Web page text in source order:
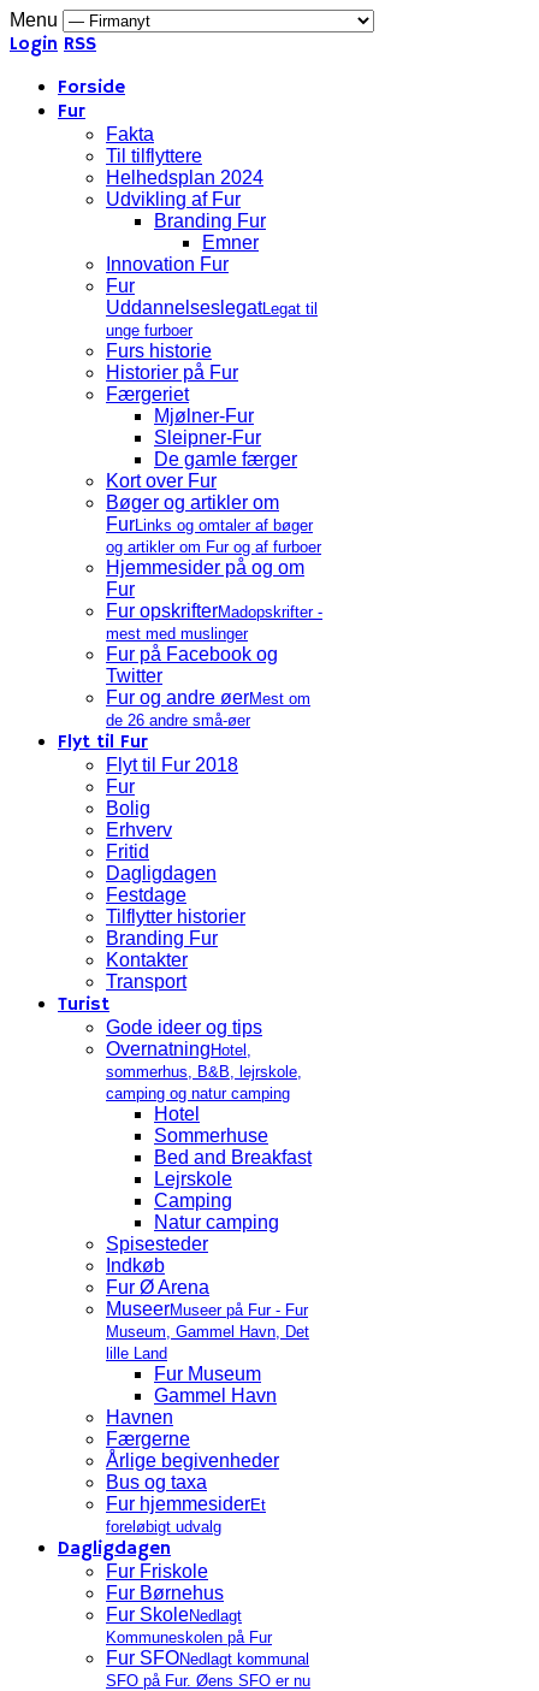
Menu
Login RSS
Forside
Fur
Fakta
Til tilflyttere
Helhedsplan 2024
Udvikling af Fur
Branding Fur
Emner
Innovation Fur
Fur
UddannelseslegatLegat til
unge furboer
Furs historie
Historier på Fur
Færgeriet
Mjølner-Fur
Sleipner-Fur
De gamle færger
Kort over Fur
Bøger og artikler om
FurLinks og omtaler af bøger
og artikler om Fur og af furboer
Hjemmesider på og om
Fur
Fur opskrifterMadopskrifter -
mest med muslinger
Fur på Facebook og
Twitter
Fur og andre øerMest om
de 26 andre små-øer
Flyt til Fur
Flyt til Fur 2018
Fur
Bolig
Erhverv
Fritid
Dagligdagen
Festdage
Tilflytter historier
Branding Fur
Kontakter
Transport
Turist
Gode ideer og tips
Overnatning Hotel,
sommerhus, B&B, lejrskole,
camping og natur camping
Hotel
Sommerhuse
Bed and Breakfast
Lejrskole
Camping
Natur camping
Spisesteder
Indkøb
Fur Ø Arena
MuseerMuseer på Fur - Fur
Museum, Gammel Havn, Det
lille Land
Fur Museum
Gammel Havn
Havnen
Færgerne
Årlige begivenheder
Bus og taxa
Fur hjemmesiderEt
foreløbigt udvalg
Dagligdagen
Fur Friskole
Fur Børnehus
Fur SkoleNedlagt
Kommuneskolen på Fur
Fur SFONedlagt kommunal
SFO på Fur. Øens SFO er nu